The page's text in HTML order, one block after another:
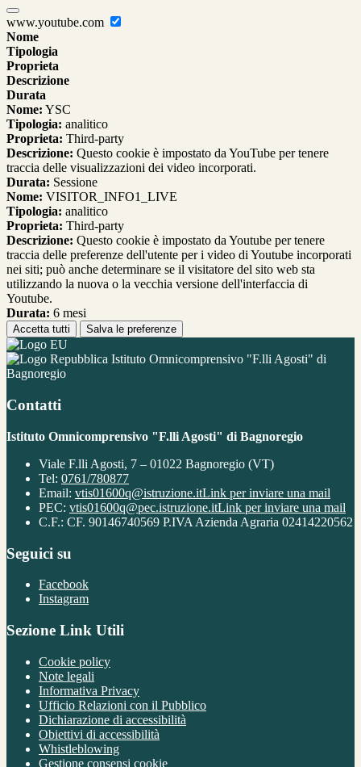
www.youtube.com
Nome
Tipologia
Proprieta
Descrizione
Durata
Nome: YSC
Tipologia: analitico
Proprieta: Third-party
Descrizione: Questo cookie è impostato da YouTube per tenere
traccia delle visualizzazioni dei video incorporati.
Durata: Sessione
Nome: VISITOR_INFO1_LIVE
Tipologia: analitico
Proprieta: Third-party
Descrizione: Questo cookie è impostato da Youtube per tenere
traccia delle preferenze dell'utente per i video di Youtube incorporati
nei siti; può anche determinare se il visitatore del sito web sta
utilizzando la nuova o la vecchia versione dell'interfaccia di
Youtube.
Durata: 6 mesi
Accetta tutti Salva le preferenze
Istituto Omnicomprensivo "F.lli Agosti" di
Bagnoregio
Contatti
Istituto Omnicomprensivo "F.lli Agosti" di Bagnoregio
Viale F.lli Agosti, 7 – 01022 Bagnoregio (VT)
Tel: 0761/780877
Email: vtis01600q@istruzione.itLink per inviare una mail
PEC: vtis01600q@pec.istruzione.itLink per inviare una mail
C.F.: CF. 90146740569 P.IVA Azienda Agraria 02414220562
Seguici su
Facebook
Instagram
Sezione Link Utili
Cookie policy
Note legali
Informativa Privacy
Ufficio Relazioni con il Pubblico
Dichiarazione di accessibilità
Obiettivi di accessibilità
Whistleblowing
Gestione consensi cookie